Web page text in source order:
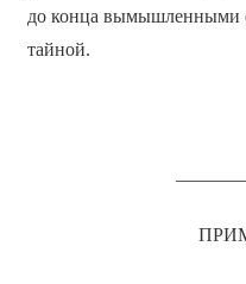
до конца вымышленными
тайной.